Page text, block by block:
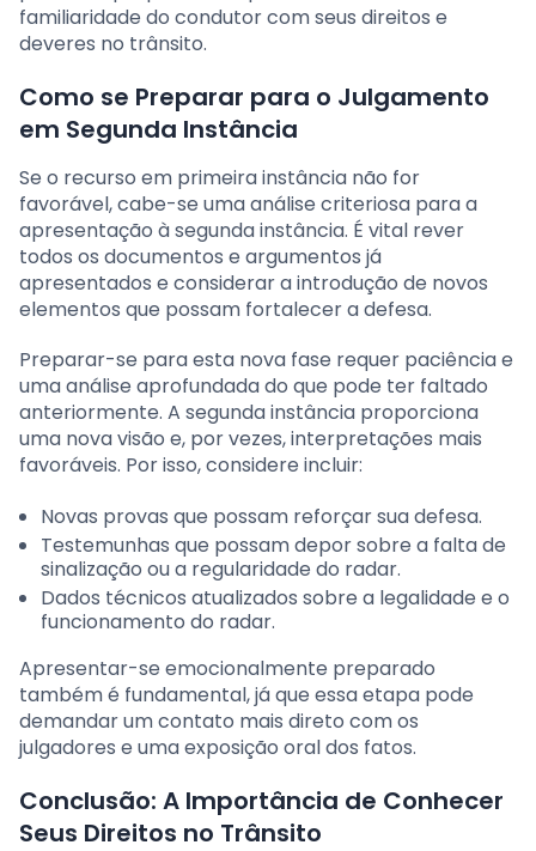
familiaridade do condutor com seus direitos e
deveres no trânsito.
Como se Preparar para o Julgamento
em Segunda Instância
Se o recurso em primeira instância não for
favorável, cabe-se uma análise criteriosa para a
apresentação à segunda instância. É vital rever
todos os documentos e argumentos já
apresentados e considerar a introdução de novos
elementos que possam fortalecer a defesa.
Preparar-se para esta nova fase requer paciência e
uma análise aprofundada do que pode ter faltado
anteriormente. A segunda instância proporciona
uma nova visão e, por vezes, interpretações mais
favoráveis. Por isso, considere incluir:
Novas provas que possam reforçar sua defesa.
Testemunhas que possam depor sobre a falta de
sinalização ou a regularidade do radar.
Dados técnicos atualizados sobre a legalidade e o
funcionamento do radar.
Apresentar-se emocionalmente preparado
também é fundamental, já que essa etapa pode
demandar um contato mais direto com os
julgadores e uma exposição oral dos fatos.
Conclusão: A Importância de Conhecer
Seus Direitos no Trânsito